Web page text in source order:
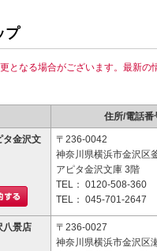
プ
となる場合がございます。最新の
住所/電話番
タ金沢文
〒236-0042
神奈川県横浜市金沢区
アピタ金沢文庫 3階
TEL： 0120-508-360
TEL： 045-701-2647
八景店
〒236-0027
神奈川県横浜市金沢区